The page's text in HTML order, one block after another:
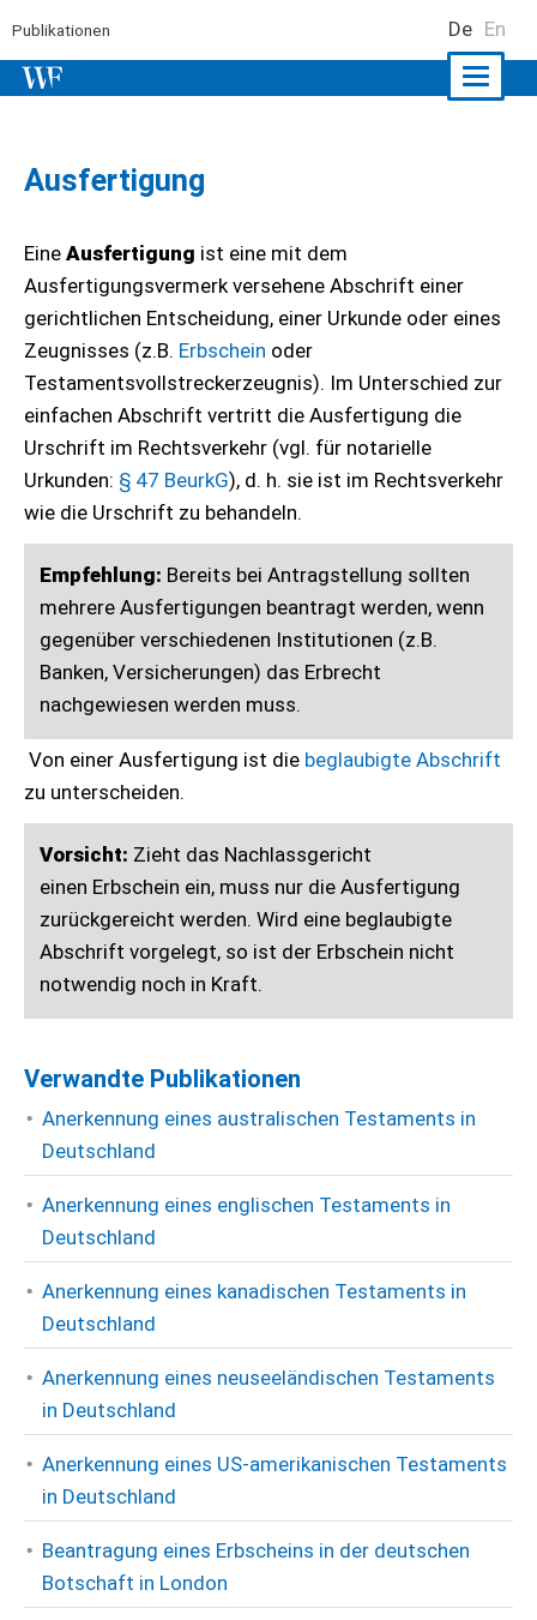
Publikationen De En
Ausfertigung
Eine Ausfertigung ist eine mit dem
Ausfertigungsvermerk versehene Abschrift einer
gerichtlichen Entscheidung, einer Urkunde oder eines
Zeugnisses (z.B. Erbschein oder
Testamentsvollstreckerzeugnis). Im Unterschied zur
einfachen Abschrift vertritt die Ausfertigung die
Urschrift im Rechtsverkehr (vgl. für notarielle
Urkunden: § 47 BeurkG), d. h. sie ist im Rechtsverkehr
wie die Urschrift zu behandeln.
Empfehlung: Bereits bei Antragstellung sollten
mehrere Ausfertigungen beantragt werden, wenn
gegenüber verschiedenen Institutionen (z.B.
Banken, Versicherungen) das Erbrecht
nachgewiesen werden muss.
Von einer Ausfertigung ist die beglaubigte Abschrift
zu unterscheiden.
Vorsicht: Zieht das Nachlassgericht
einen Erbschein ein, muss nur die Ausfertigung
zurückgereicht werden. Wird eine beglaubigte
Abschrift vorgelegt, so ist der Erbschein nicht
notwendig noch in Kraft.
Verwandte Publikationen
Anerkennung eines australischen Testaments in
Deutschland
Anerkennung eines englischen Testaments in
Deutschland
Anerkennung eines kanadischen Testaments in
Deutschland
Anerkennung eines neuseeländischen Testaments
in Deutschland
Anerkennung eines US-amerikanischen Testaments
in Deutschland
Beantragung eines Erbscheins in der deutschen
Botschaft in London